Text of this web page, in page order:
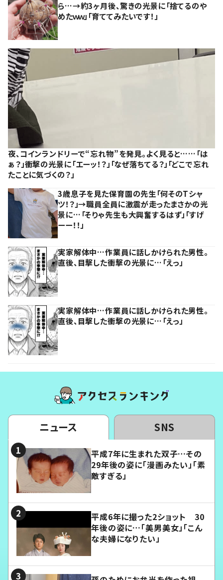
ら…→約3ヶ月後、驚きの光景に「捨てるのや
めたｗｗ」「育ててみたいです！」
夜、コインランドリーで“忘れ物”を発見。よく見ると……「は
ぁ？」衝撃の光景に「エーッ！？」「なぜ落ちてる？」「どこで忘れ
たことに気づくの？」
3歳息子を見た保育園の先生「何そのTシャ
ツ！？」→職員全員に激震が走ったまさかの光
景に…「そりゃ先生も大興奮するはず」「すげ
ーー！！」
実家解体中…作業員に話しかけられた男性。
直後、目撃した衝撃の光景に…「えっ」
実家解体中…作業員に話しかけられた男性。
直後、目撃した衝撃の光景に…「えっ」
ニュース SNS
平成7年に生まれた双子…その
29年後の姿に「漫画みたい」「素
敵すぎる」
平成6年に撮った2ショット 30
年後の姿に…「美男美女」「こん
な夫婦になりたい」